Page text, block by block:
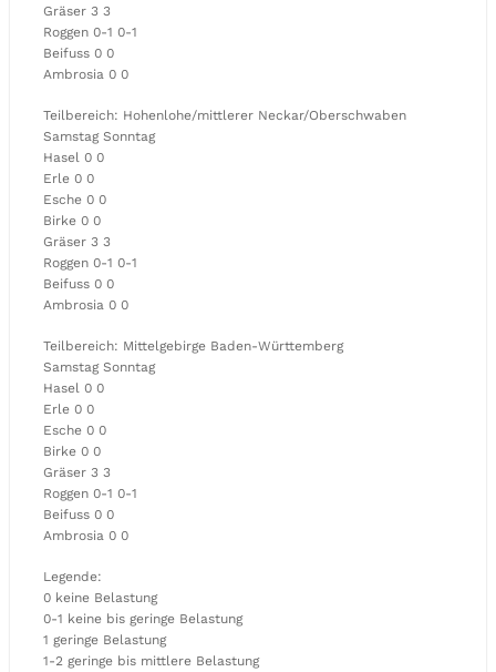
Gräser 3 3
Roggen 0-1 0-1
Beifuss 0 0
Ambrosia 0 0
Teilbereich: Hohenlohe/mittlerer Neckar/Oberschwaben
Samstag Sonntag
Hasel 0 0
Erle 0 0
Esche 0 0
Birke 0 0
Gräser 3 3
Roggen 0-1 0-1
Beifuss 0 0
Ambrosia 0 0
Teilbereich: Mittelgebirge Baden-Württemberg
Samstag Sonntag
Hasel 0 0
Erle 0 0
Esche 0 0
Birke 0 0
Gräser 3 3
Roggen 0-1 0-1
Beifuss 0 0
Ambrosia 0 0
Legende:
0 keine Belastung
0-1 keine bis geringe Belastung
1 geringe Belastung
1-2 geringe bis mittlere Belastung